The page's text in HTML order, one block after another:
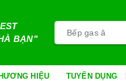
BẠN"
HIỆU TUYỂN DỤNG